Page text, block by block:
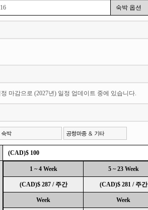
16 숙박 옵션
마감으로 (2027년) 일정 업데이트 중에 있습니다.
(CAD)$ 100
1 ~ 4 Week 5 ~ 23 Week
(CAD)$ 287 / 주간 (CAD)$ 281 / 주간
Week Week